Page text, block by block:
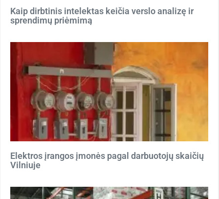
Kaip dirbtinis intelektas keičia verslo analizę ir
sprendimų priėmimą
Elektros įrangos įmonės pagal darbuotojų skaičių
Vilniuje